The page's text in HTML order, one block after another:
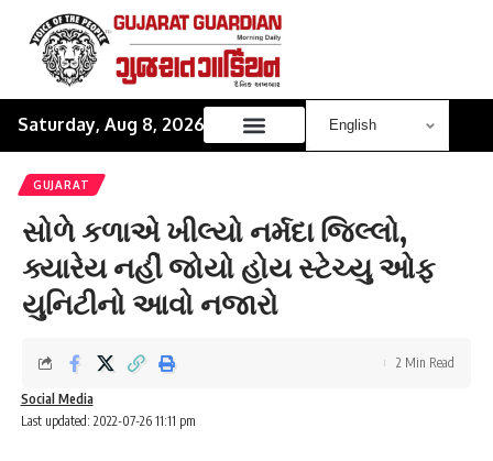
Saturday, Aug 8, 2026
GUJARAT
સોળે કળાએ ખીલ્યો નર્મદા જિલ્લો,
ક્યારેય નહીં જોયો હોય સ્ટેચ્યુ ઓફ
યુનિટીનો આવો નજારો
Last updated: 2022-07-26 11:11 pm
Social Media
2 Min Read